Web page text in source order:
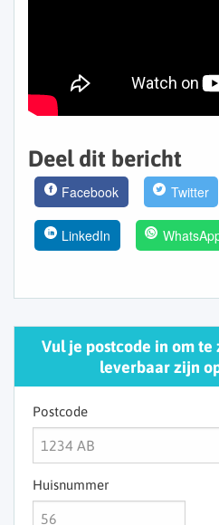
Deel dit bericht
Facebook Twitter
LinkedIn
Vul je postcode in om
leverbaar zijn
Postcode
Huisnummer